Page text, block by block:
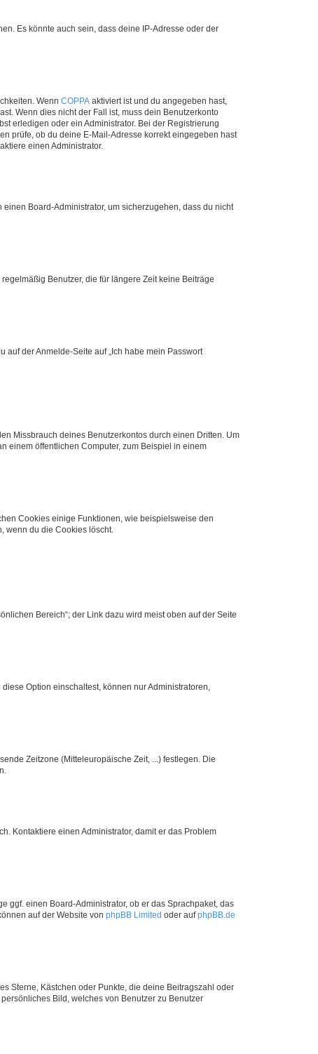
Es könnte auch sein, dass deine IP-Adresse oder der
Wenn COPPA aktiviert ist und du angegeben hast,
Wenn dies nicht der Fall ist, muss dein Benutzerkonto
erledigen oder ein Administrator. Bei der Registrierung
prüfe, ob du deine E-Mail-Adresse korrekt eingegeben hast
einen Administrator.
Board-Administrator, um sicherzugehen, dass du nicht
Benutzer, die für längere Zeit keine Beiträge
auf der Anmelde-Seite auf „Ich habe mein Passwort
Missbrauch deines Benutzerkontos durch einen Dritten. Um
einem öffentlichen Computer, zum Beispiel in einem
Cookies einige Funktionen, wie beispielsweise den
wenn du die Cookies löscht.
Bereich“; der Link dazu wird meist oben auf der Seite
Option einschaltest, können nur Administratoren,
Zeitzone (Mitteleuropäische Zeit, ...) festlegen. Die
Kontaktiere einen Administrator, damit er das Problem
ggf. einen Board-Administrator, ob er das Sprachpaket, das
auf der Website von phpBB Limited oder aufphpBB.de
Sterne, Kästchen oder Punkte, die deine Beitragszahl oder
Bild, welches von Benutzer zu Benutzer